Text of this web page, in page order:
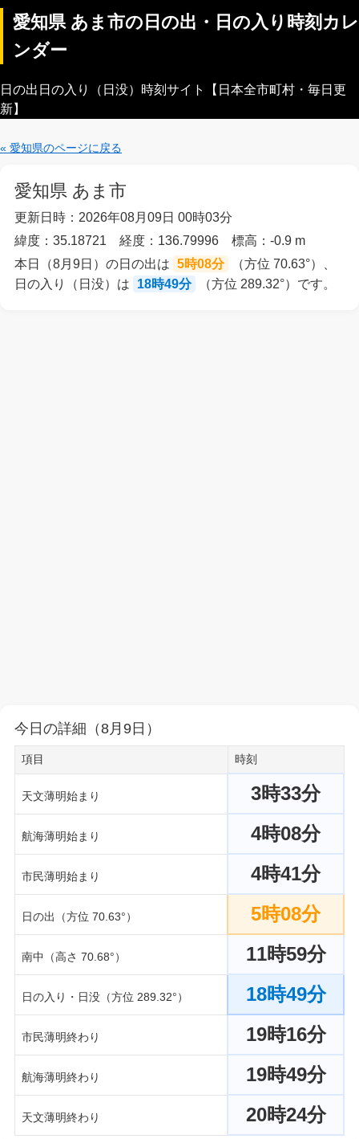
愛知県 あま市の日の出・日の入り時刻カレ
ンダー
日の出日の入り（日没）時刻サイト【日本全市町村・毎日更
新】
« 愛知県のページに戻る
愛知県 あま市
更新日時：2026年08月09日 00時03分
緯度：35.18721 経度：136.79996 標高：-0.9 m
本日（8月9日）の日の出は 5時08分
（方位 70.63°）、
日の入り（日没）は
18時49分 （方位 289.32°）です。
今日の詳細（8月9日）
項目 時刻
天文薄明始まり 3時33分
航海薄明始まり 4時08分
市民薄明始まり 4時41分
日の出（方位 70.63°） 5時08分
南中（高さ 70.68°） 11時59分
日の入り・日没（方位 289.32°） 18時49分
市民薄明終わり 19時16分
航海薄明終わり 19時49分
天文薄明終わり 20時24分